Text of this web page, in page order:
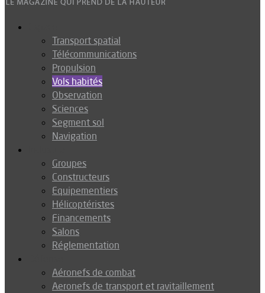
Transport spatial
Télécommunications
Propulsion
Vols habités
Observation
Sciences
Segment sol
Navigation
Groupes
Constructeurs
Equipementiers
Hélicoptéristes
Financements
Salons
Réglementation
Aéronefs de combat
Aeronefs de transport et ravitaillement